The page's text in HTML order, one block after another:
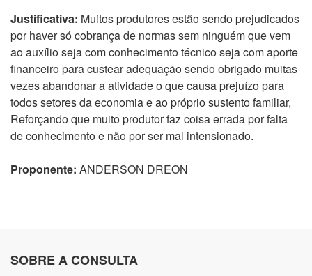
Justificativa: Muitos produtores estão sendo prejudicados
por haver só cobrança de normas sem ninguém que vem
ao auxílio seja com conhecimento técnico seja com aporte
financeiro para custear adequação sendo obrigado muitas
vezes abandonar a atividade o que causa prejuízo para
todos setores da economia e ao próprio sustento familiar,
Reforçando que muito produtor faz coisa errada por falta
de conhecimento e não por ser mal intensionado.
Proponente: ANDERSON DREON
SOBRE A CONSULTA